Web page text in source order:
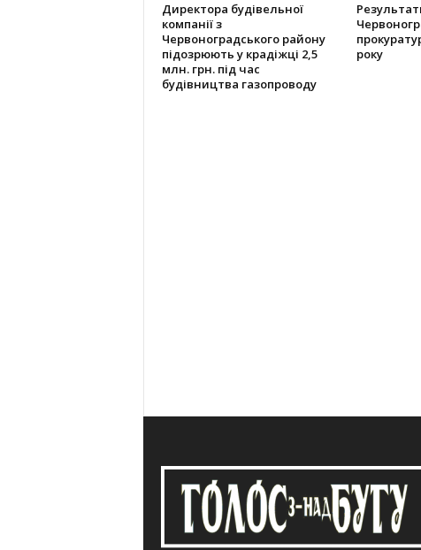
Директора будівельної
компанії з
Червоноградського району
підозрюють у крадіжці 2,5
млн. грн. під час
будівництва газопроводу
року